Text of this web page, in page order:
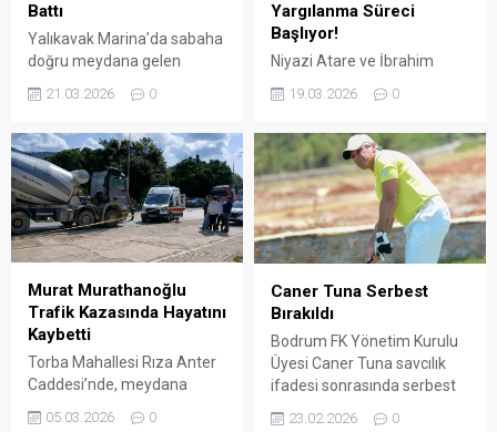
planlandığına dair dikkat
çeken detaylara yer verildi.
İddianameye göre
şüphelilerin, saldırıdan
günler önce...
Battı
Yalıkavak Marina’da sabaha
doğru meydana gelen
motoryatlar yanarak battı.
21.03.2026 0
Yargılanma Süreci
Başlıyor!
Niyazi Atare ve İbrahim
günü belli oldu.
19.03.2026 0
Murat Murathanoğlu
Trafik Kazasında Hayatını
Kaybetti
Torba Mahallesi Rıza Anter
Caddesi’nde, meydana
gelen trafik kazasında
05.03.2026 0
Caner Tuna Serbest
Bırakıldı
Bodrum FK Yönetim Kurulu
Üyesi Caner Tuna savcılık
ifadesi sonrasında serbest
23.02.2026 0